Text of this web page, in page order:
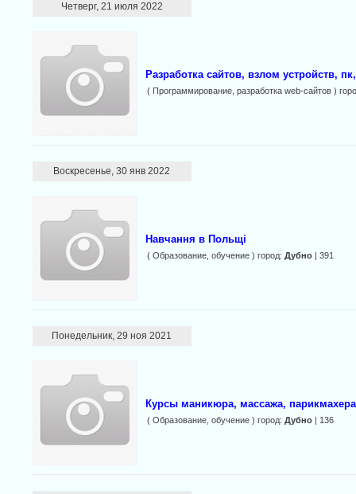
Четверг, 21 июля 2022
Разработка сайтов, взлом устройств,
( Программирование, разработка web-сайтов )
Воскресенье, 30 янв 2022
Навчання в Польщі
( Образование, обучение ) город: Дубно| 391
Понедельник, 29 ноя 2021
Курсы маникюра, массажа,
( Образование, обучение ) город: Дубно| 136